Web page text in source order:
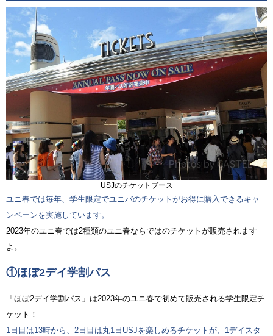
USJのチケットブース
ユニ春では毎年、学生限定でユニバのチケットがお得に購入できるキャ
ンペーンを実施しています。
2023年のユニ春では2種類のユニ春ならではのチケットが販売されます
よ。
①ほぼ2デイ学割パス
「ほぼ2デイ学割パス」は2023年のユニ春で初めて販売される学生限定チ
ケット！
1日目は13時から、2日目は丸1日USJを楽しめるチケットが、1デイスタ